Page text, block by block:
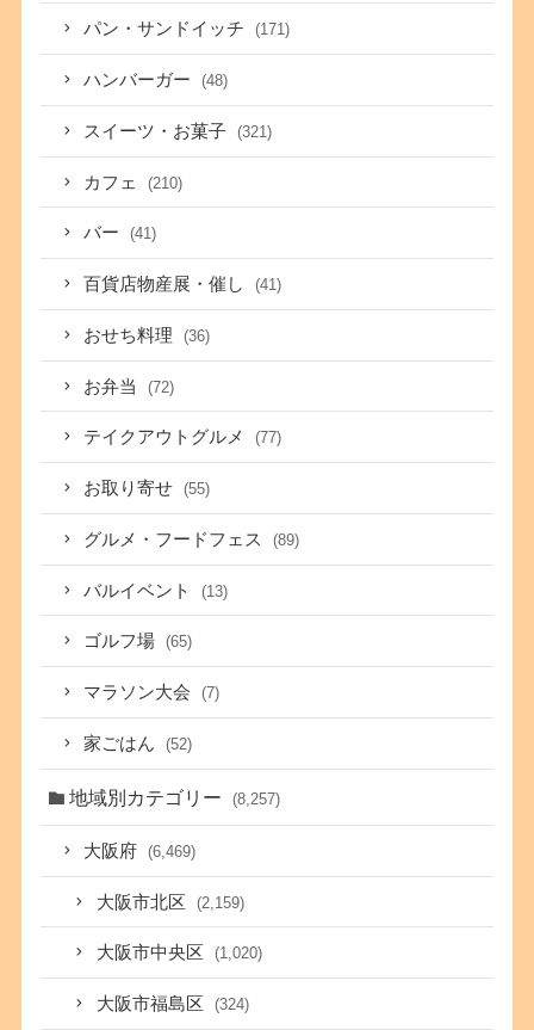
パン・サンドイッチ (171)
ハンバーガー (48)
スイーツ・お菓子 (321)
カフェ (210)
バー (41)
百貨店物産展・催し (41)
おせち料理 (36)
お弁当 (72)
テイクアウトグルメ (77)
お取り寄せ (55)
グルメ・フードフェス (89)
バルイベント (13)
ゴルフ場 (65)
マラソン大会 (7)
家ごはん (52)
地域別カテゴリー (8,257)
大阪府 (6,469)
大阪市北区 (2,159)
大阪市中央区 (1,020)
大阪市福島区 (324)